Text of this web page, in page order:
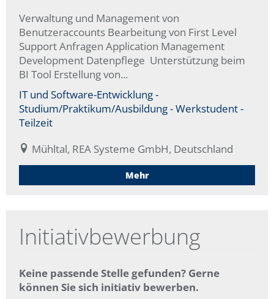
Verwaltung und Management von
Benutzeraccounts Bearbeitung von First Level
Support Anfragen Application Management
Development Datenpflege Unterstützung beim
BI Tool Erstellung von...
IT und Software-Entwicklung -
Studium/Praktikum/Ausbildung - Werkstudent -
Teilzeit
Mühltal, REA Systeme GmbH, Deutschland
Mehr
Initiativbewerbung
Keine passende Stelle gefunden? Gerne
können Sie sich initiativ bewerben.